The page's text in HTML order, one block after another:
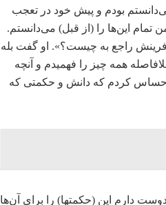
بودم و پیش خود در تعجب
این‌ها را (از قبل) می‌دانستم.
راجع به چیست؟». او گفت بله
بود و من بلافاصله همه چیز را فهمیدم و آنچه
احساس کردم که دانش و حکمتی که
دارم این (حکمتها) را برای آن‌ها